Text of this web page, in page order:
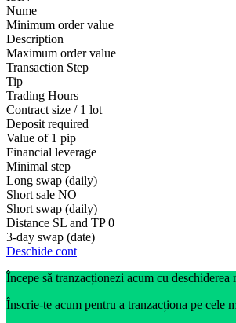
Nume
Minimum order value
Description
Maximum order value
Transaction Step
Tip
Trading Hours
Contract size / 1 lot
Deposit required
Value of 1 pip
Financial leverage
Minimal step
Long swap (daily)
Short sale NO
Short swap (daily)
Distance SL and TP 0
3-day swap (date)
Deschide cont
Începe să tranzacționezi acum cu deschiderea
Înscrie-te acum pentru a tranzacționa pe cele